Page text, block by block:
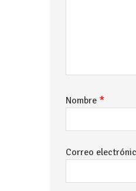
Nombre *
Correo